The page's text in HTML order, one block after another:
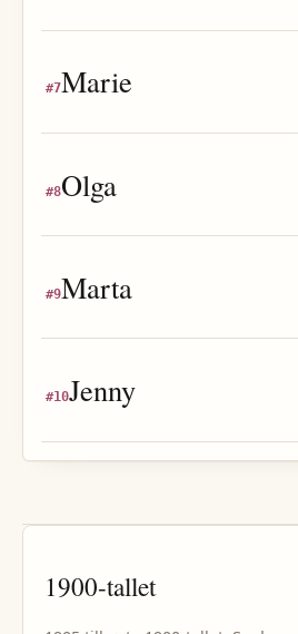
#7Marie
#8Olga
#9Marta
#10Jenny
1900-tallet